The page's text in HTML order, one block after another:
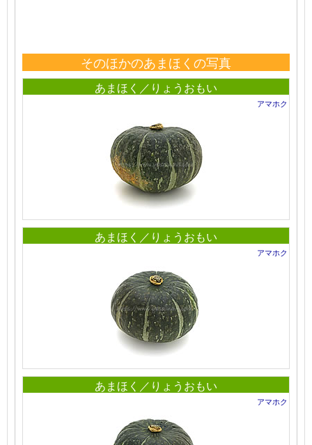
そのほかのあまほくの写真
あまほく／りょうおもい
アマホク
あまほく／りょうおもい
アマホク
あまほく／りょうおもい
アマホク